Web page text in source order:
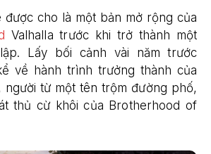
được cho là một bản mở rộng của
Valhalla trước khi trở thành một
Lấy bối cảnh vài năm trước
về hành trình trưởng thành của
người từ một tên trộm đường phố,
thủ cừ khôi của Brotherhood of